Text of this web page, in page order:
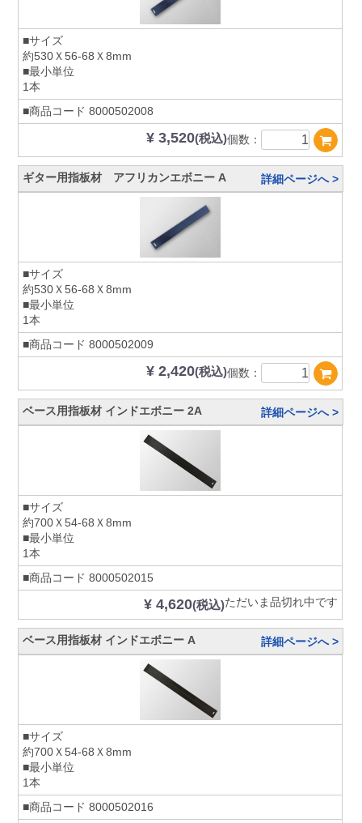
■サイズ
約530Ｘ56-68Ｘ8mm
■最小単位
1本
■商品コード 8000502008
¥ 3,520(税込)個数：
ギター用指板材 アフリカンエボニー A 詳細ページへ >
■サイズ
約530Ｘ56-68Ｘ8mm
■最小単位
1本
■商品コード 8000502009
¥ 2,420(税込)個数：
ベース用指板材 インドエボニー 2A 詳細ページへ >
■サイズ
約700Ｘ54-68Ｘ8mm
■最小単位
1本
■商品コード 8000502015
¥ 4,620(税込)ただいま品切れ中です
ベース用指板材 インドエボニー A 詳細ページへ >
■サイズ
約700Ｘ54-68Ｘ8mm
■最小単位
1本
■商品コード 8000502016